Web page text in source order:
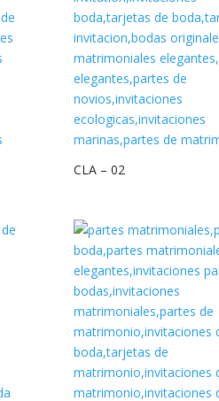
CLA – 02